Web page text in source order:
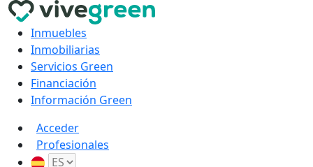
Inmuebles
Inmobiliarias
Servicios Green
Financiación
Información Green
Acceder
Profesionales